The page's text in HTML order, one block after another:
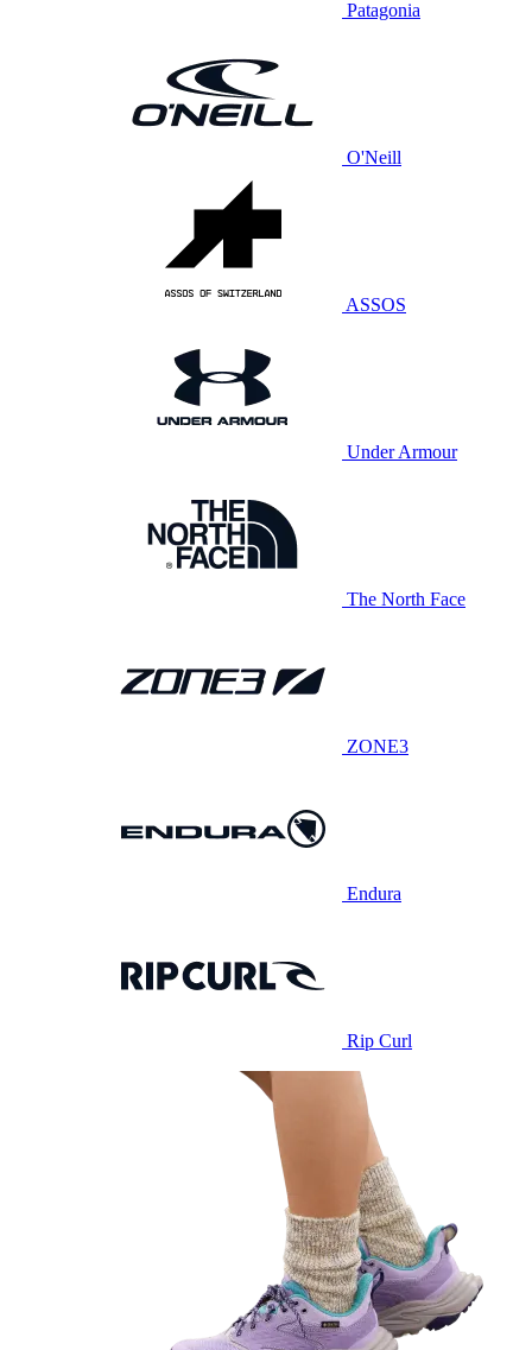
Patagonia
O'Neill
ASSOS
Under Armour
The North Face
ZONE3
Endura
Rip Curl